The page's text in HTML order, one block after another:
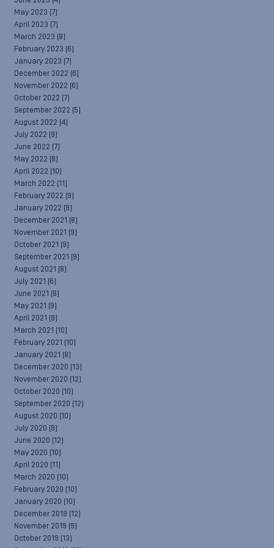
May 2023 (7)
April 2023 (7)
March 2023 (8)
February 2023 (6)
January 2023 (7)
December 2022 (6)
November 2022 (6)
October 2022 (7)
September 2022 (5)
August 2022 (4)
July 2022 (9)
June 2022 (7)
May 2022 (8)
April 2022 (10)
March 2022 (11)
February 2022 (9)
January 2022 (9)
December 2021 (8)
November 2021 (9)
October 2021 (9)
September 2021 (9)
August 2021 (8)
July 2021 (6)
June 2021 (8)
May 2021 (9)
April 2021 (9)
March 2021 (10)
February 2021 (10)
January 2021 (8)
December 2020 (13)
November 2020 (12)
October 2020 (10)
September 2020 (12)
August 2020 (10)
July 2020 (9)
June 2020 (12)
May 2020 (10)
April 2020 (11)
March 2020 (10)
February 2020 (10)
January 2020 (10)
December 2019 (12)
November 2019 (9)
October 2019 (13)